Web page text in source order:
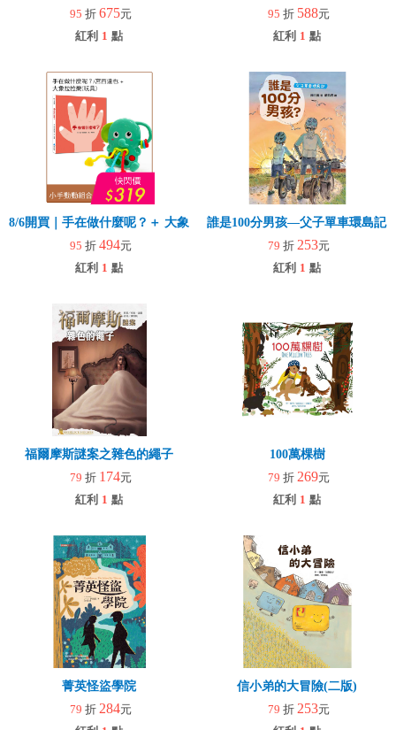
95 折 675元
紅利 1 點
95 折 588元
紅利 1 點
8/6開買｜手在做什麼呢？＋ 大象拉拉樂(玩具)
95 折 494元
紅利 1 點
誰是100分男孩—父子單車環島記
79 折 253元
紅利 1 點
福爾摩斯謎案之雜色的繩子
79 折 174元
紅利 1 點
100萬棵樹
79 折 269元
紅利 1 點
菁英怪盜學院
79 折 284元
信小弟的大冒險(二版)
79 折 253元